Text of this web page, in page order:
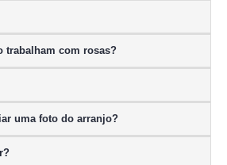
trabalham com rosas?
uma foto do arranjo?